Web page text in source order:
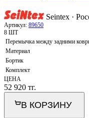
Seintex ·
Артикул: 89650
8 ШТ
Перемычка между задними
Материал
Бортик
Комплект
ЦЕНА
52 920 тг.
В КОРЗИНУ